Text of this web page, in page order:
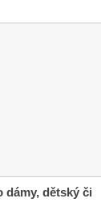
dámy, dětský či